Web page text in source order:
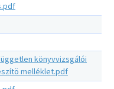
könyvvizsgálói
melléklet.pdf